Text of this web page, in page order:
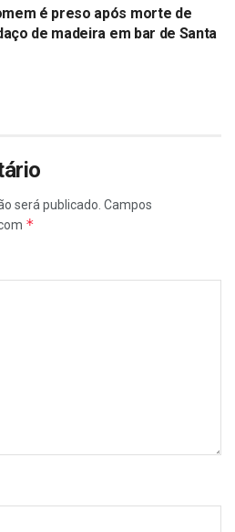
é preso após morte de
de madeira em bar de Santa
será publicado. Campos
*